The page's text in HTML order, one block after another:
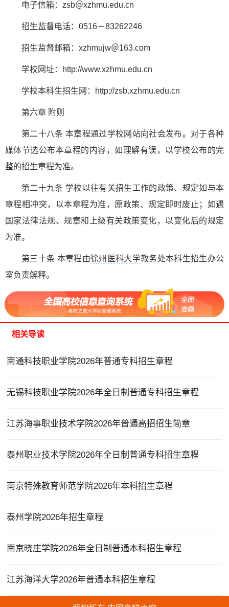
电子信箱：zsb＠xzhmu.edu.cn
招生监督电话：0516－83262246
招生监督邮箱：xzhmujw＠163.com
学校网址：http://www.xzhmu.edu.cn
学校本科生招生网：http://zsb.xzhmu.edu.cn
第六章 附则
第二十八条 本章程通过学校网站向社会发布。对于各种
媒体节选公布本章程的内容，如理解有误，以学校公布的完
整的招生章程为准。
第二十九条 学校以往有关招生工作的政策、规定如与本
章程相冲突，以本章程为准，原政策、规定即时废止；如遇
国家法律法规、规章和上级有关政策变化，以变化后的规定
为准。
第三十条 本章程由徐州医科大学教务处本科生招生办公
室负责解释。
相关导读
南通科技职业学院2026年普通专科招生章程
无锡科技职业学院2026年全日制普通专科招生章程
江苏海事职业技术学院2026年普通高招招生简章
泰州职业技术学院2026年全日制普通专科招生章程
南京特殊教育师范学院2026年本科招生章程
泰州学院2026年招生章程
南京晓庄学院2026年全日制普通本科招生章程
江苏海洋大学2026年普通本科招生章程